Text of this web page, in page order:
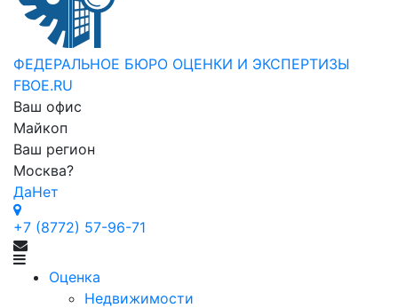
ФЕДЕРАЛЬНОЕ БЮРО ОЦЕНКИ И ЭКСПЕРТИЗЫ
FBOE.RU
Ваш офис
Майкоп
Ваш регион
Москва?
ДаНет
+7 (8772) 57-96-71
Оценка
Недвижимости